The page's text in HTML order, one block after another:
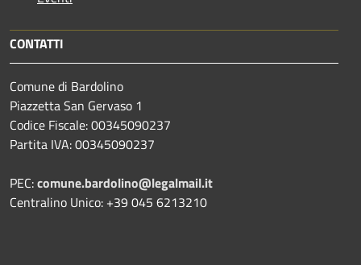
CONTATTI
Comune di Bardolino
Piazzetta San Gervaso 1
Codice Fiscale: 00345090237
Partita IVA: 00345090237
PEC:comune.bardolino@legalmail.it
Centralino Unico: +39 045 6213210